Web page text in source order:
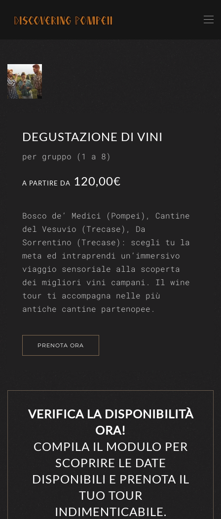
Skip to main content
DEGUSTAZIONE DI VINI
per gruppo (1 a 8)
A PARTIRE DA 120,00€
Bosco de’ Medici (Pompei), Cantine
del Vesuvio (Trecase), Da
Sorrentino (Trecase): scegli tu la
meta ed intraprendi un’immersivo
viaggio sensoriale alla scoperta
dei migliori vini campani. Il wine
tour ti accompagna nelle più
antiche cantine partenopee.
PRENOTA ORA
VERIFICA LA DISPONIBILITÀ
ORA!
COMPILA IL MODULO PER
SCOPRIRE LE DATE
DISPONIBILI E PRENOTA IL
TUO TOUR
INDIMENTICABILE.